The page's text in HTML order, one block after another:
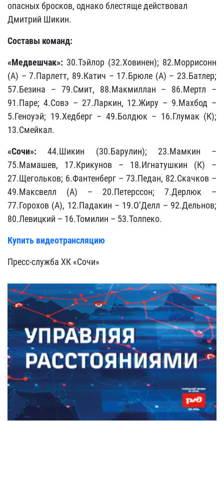
опасных бросков, однако блестяще действовал
Дмитрий Шикин.
Составы команд:
«Медвешчак»: 30.Тэйлор (32.Ховинен); 82.Моррисонн
(А) –7.Парлетт, 89.Катич – 17.Брюле (А) – 23.Батлер;
57.Безина – 79.Смит, 88.Макмиллан – 86.Мертл –
91.Паре; 4.Совэ – 27.Ларкин, 12.Жиру – 9.Махбод –
5.Геноуэй; 19.Хедберг – 49.Болдюк – 16.Глумак (К);
13.Смейкал.
«Сочи»:44.Шикин (30.Барулин); 23.Мамкин –
75.Мамашев, 17.Крикунов – 18.Игнатушкин (К) –
27.Щегольков; 6.Фантенберг – 73.Педан, 82.Скачков –
49.Максвелл (А) – 20.Петерссон; 7.Дерлюк –
77.Горохов (А), 12.Падакин – 19.О’Делл – 92.Дельнов;
80.Левицкий – 16.Томилин – 53.Толпеко.
Купить видеотрансляцию
Пресс-служба ХК «Сочи»